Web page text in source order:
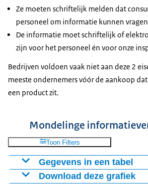
Ze moeten schriftelijk melden dat
personeel om informatie kunnen
De informatie moet schriftelijk of
zijn voor het personeel én voor onze
Bedrijven voldoen vaak niet aan deze 2
meeste ondernemers vóór de aankoop
een product zit.
Mondelinge
Toon Filters
Gegevens in een tabel
Verplichting bij
Aantal
Download deze grafiek